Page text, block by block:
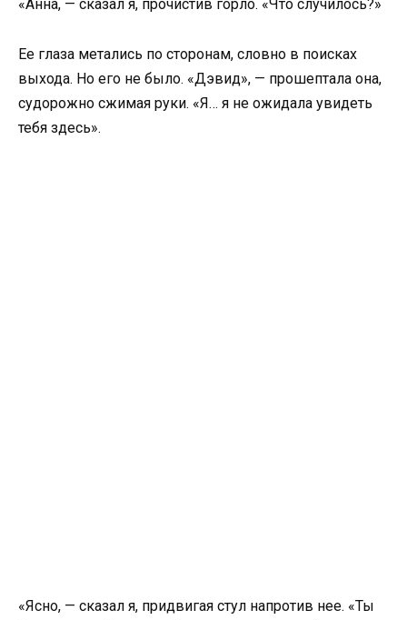
«Анна, — сказал я, прочистив горло. «Что случилось?»
Ее глаза метались по сторонам, словно в поисках
выхода. Но его не было. «Дэвид», — прошептала она,
судорожно сжимая руки. «Я… я не ожидала увидеть
тебя здесь».
«Ясно, — сказал я, придвигая стул напротив нее. «Ты